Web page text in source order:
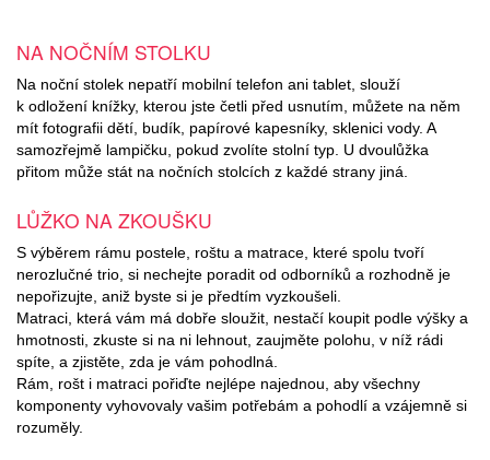
NA NOČNÍM STOLKU
Na noční stolek nepatří mobilní telefon ani tablet, slouží
k odložení knížky, kterou jste četli před usnutím, můžete na něm
mít fotografii dětí, budík, papírové kapesníky, sklenici vody. A
samozřejmě lampičku, pokud zvolíte stolní typ. U dvoulůžka
přitom může stát na nočních stolcích z každé strany jiná.
LŮŽKO NA ZKOUŠKU
S výběrem rámu postele, roštu a matrace, které spolu tvoří
nerozlučné trio, si nechejte poradit od odborníků a rozhodně je
nepořizujte, aniž byste si je předtím vyzkoušeli.
Matraci, která vám má dobře sloužit, nestačí koupit podle výšky a
hmotnosti, zkuste si na ni lehnout, zaujměte polohu, v níž rádi
spíte, a zjistěte, zda je vám pohodlná.
Rám, rošt i matraci pořiďte nejlépe najednou, aby všechny
komponenty vyhovovaly vašim potřebám a pohodlí a vzájemně si
rozuměly.